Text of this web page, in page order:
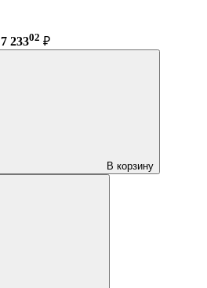
7 23302 ₽
В корзину